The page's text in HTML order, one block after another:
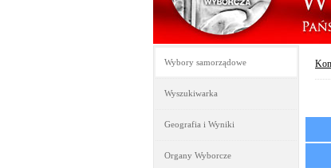
Wybory samorządowe
Wyszukiwarka
Geografia i Wyniki
Organy Wyborcze